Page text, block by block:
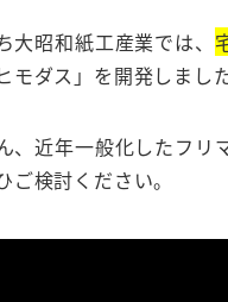
昭和紙工産業では、
ダス」を開発しました
、近年一般化したフ
検討ください。